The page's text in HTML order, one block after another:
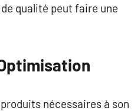
qualité peut faire une
nécessaires à son